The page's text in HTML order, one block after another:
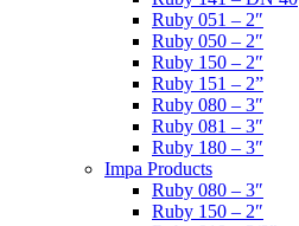
Ruby 051 – 2″
Ruby 050 – 2″
Ruby 150 – 2″
Ruby 151 – 2”
Ruby 080 – 3″
Ruby 081 – 3″
Ruby 180 – 3″
Impa Products
Ruby 080 – 3″
Ruby 150 – 2″